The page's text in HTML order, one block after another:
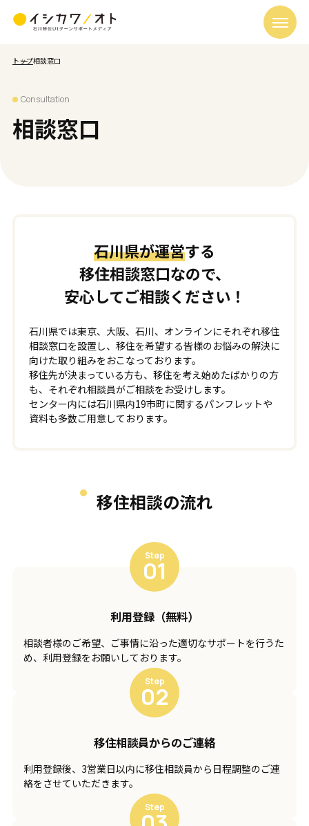
トップ相談窓口
Consultation
相談窓口
石川県が運営する
移住相談窓口なので、
安心してご相談ください！
石川県では東京、大阪、石川、オンラインにそれぞれ移住
相談窓口を設置し、 移住を希望する皆様のお悩みの解決に
向けた取り組みをおこなっております。
移住先が決まっている方も、移住を考え始めたばかりの方
も、それぞれ相談員がご相談をお受けします。
センター内には石川県内19市町に関するパンフレットや
資料も多数ご用意しております。
移住相談の流れ
Step
01
利用登録 （無料）
相談者様のご希望、ご事情に沿った適切なサポートを行うた
め、利用登録をお願いしております。
Step
02
移住相談員からのご連絡
利用登録後、3営業日以内に移住相談員から日程調整のご連
絡をさせていただきます。
Step